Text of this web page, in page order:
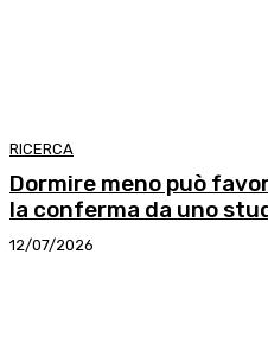
RICERCA
Dormire meno può
la conferma da uno
12/07/2026